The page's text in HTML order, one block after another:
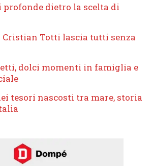
dietro la scelta di
Cristian Totti lascia tutti senza
dolci momenti in famiglia e
tesori nascosti tra mare, storia